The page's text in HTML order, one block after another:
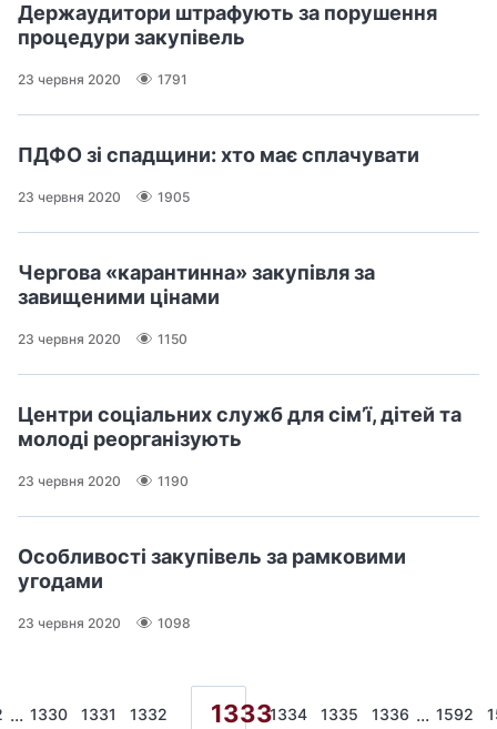
Держаудитори штрафують за порушення
процедури закупівель
23 червня 2020 1791
ПДФО зі спадщини: хто має сплачувати
23 червня 2020 1905
Чергова «карантинна» закупівля за
завищеними цінами
23 червня 2020 1150
Центри соціальних служб для сім’ї, дітей та
молоді реорганізують
23 червня 2020 1190
Особливості закупівель за рамковими
угодами
23 червня 2020 1098
... 1330 1331 1332 13331334 1335 1336 ... 1592